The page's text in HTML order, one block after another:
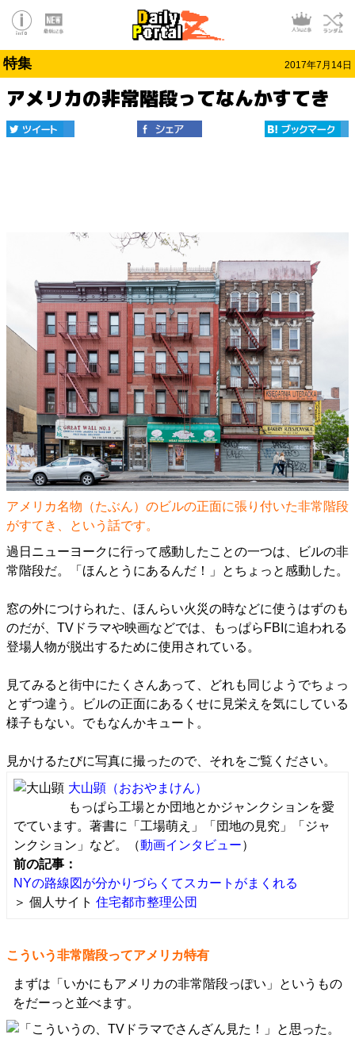
特集 2017年7月14日
アメリカの非常階段ってなんかすてき
アメリカ名物（たぶん）のビルの正面に張り付いた非常階段
がすてき、という話です。
過日ニューヨークに行って感動したことの一つは、ビルの非
常階段だ。「ほんとうにあるんだ！」とちょっと感動した。
窓の外につけられた、ほんらい火災の時などに使うはずのも
のだが、TVドラマや映画などでは、もっぱらFBIに追われる
登場人物が脱出するために使用されている。
見てみると街中にたくさんあって、どれも同じようでちょっ
とずつ違う。ビルの正面にあるくせに見栄えを気にしている
様子もない。でもなんかキュート。
見かけるたびに写真に撮ったので、それをご覧ください。
大山顕 （おおやまけん）
もっぱら工場とか団地とかジャンクションを愛
でています。著書に「工場萌え」「団地の見究」「ジャ
ンクション」など。（動画インタビュー）
前の記事：
NYの路線図が分かりづらくてスカートがまくれる
＞ 個人サイト 住宅都市整理公団
こういう非常階段ってアメリカ特有
まずは「いかにもアメリカの非常階段っぽい」というもの
をだーっと並べます。